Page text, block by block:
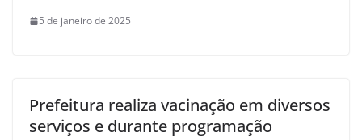
5 de janeiro de 2025
Prefeitura realiza vacinação em diversos
serviços e durante programação